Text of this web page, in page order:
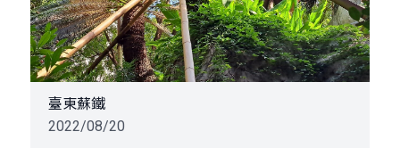
臺東蘇鐵
2022/08/20